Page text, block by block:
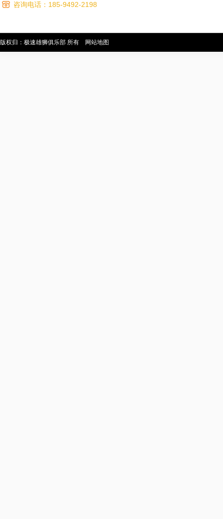
咨询电话：185-9492-2198
版权归：极速雄狮俱乐部 所有 网站地图